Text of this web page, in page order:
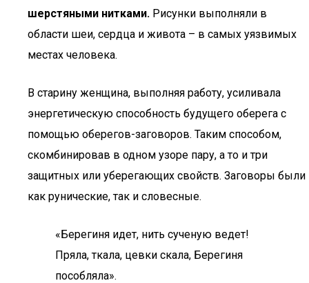
шерстяными нитками. Рисунки выполняли в
области шеи, сердца и живота – в самых уязвимых
местах человека.
В старину женщина, выполняя работу, усиливала
энергетическую способность будущего оберега с
помощью оберегов-заговоров. Таким способом,
скомбинировав в одном узоре пару, а то и три
защитных или уберегающих свойств. Заговоры были
как рунические, так и словесные.
«Берегиня идет, нить сученую ведет!
Пряла, ткала, цевки скала, Берегиня
пособляла».